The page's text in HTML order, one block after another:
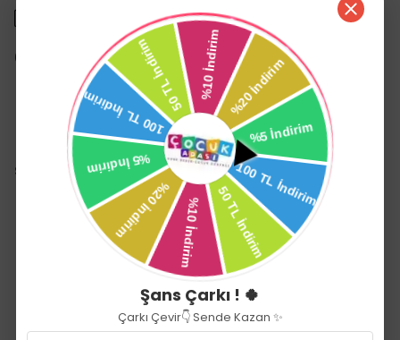
1500 TL üzeri ücretsiz kargo
14 gün içinde iade değişim
Ürün Açıklaması
Sevi Bebe Priz Emniyeti (4 Adet)
Bebeklerin emeklemeye başlamasından sonra ilk
gittikleri yer alçaktaki prizler olur
Çoğunlukla anne babalar prizleri bantlayarak çözüm
a da alçaktaki kolay ulaşılan prizleri iptal ederler
Sevi Bebe Priz Emniyeti ile bu sorun çözülür
Kendi anahtarı olmadan sadece büyüklerin çıkarabileceği
Sevi Bebe Priz Emniyeti ile, bebekleriniz güvencede olacaktır
Üretim Yeri: TürkiyeŞans Çarkı ! 🍀
Çarkı Çevir👇 Sende Kazan ✨